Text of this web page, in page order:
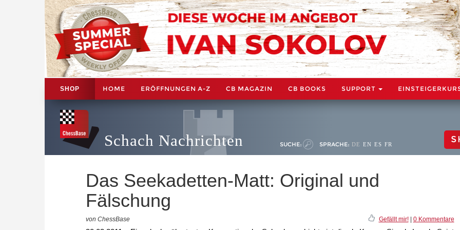
SHOP HOME ERÖFFNUNGEN A-Z CB MAGAZIN CB BOOKS SUPPORT
Schach Nachrichten SUCHE: SPRACHE: DE EN ES FR
Das Seekadetten-Matt: Original und
Fälschung
von ChessBase Gefällt mir!| 0 Kommentare